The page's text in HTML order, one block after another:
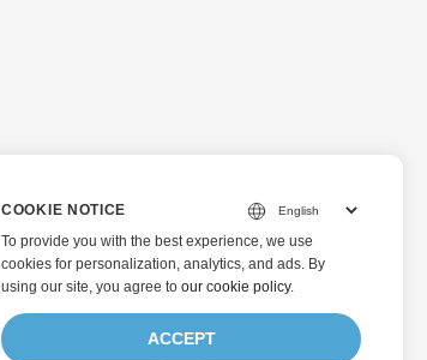
COOKIE NOTICE
To provide you with the best experience, we use
cookies for personalization, analytics, and ads. By
using our site, you agree to our cookie policy.
ACCEPT